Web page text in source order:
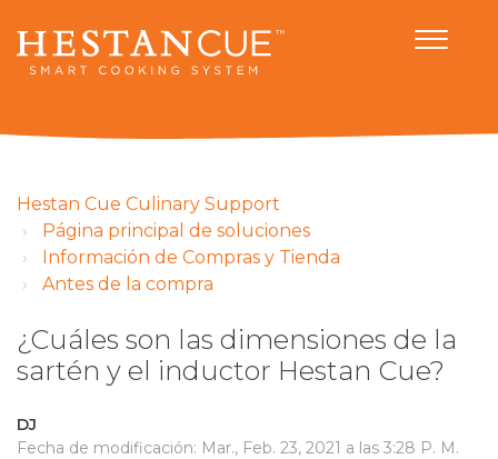
Hestan Cue Culinary Support
Página principal de soluciones
Información de Compras y Tienda
Antes de la compra
¿Cuáles son las dimensiones de la
sartén y el inductor Hestan Cue?
DJ
Fecha de modificación: Mar., Feb. 23, 2021 a las 3:28 P. M.